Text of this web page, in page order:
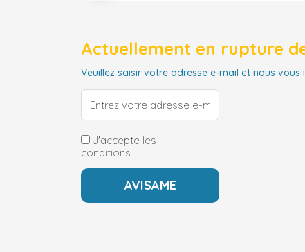
Actuellement en rupture
Veuillez saisir votre adresse e-mail et nous
J'accepte les
conditions